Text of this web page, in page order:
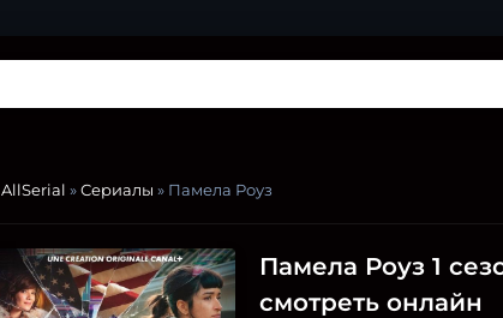
AllSerial »Сериалы » Памела Роуз
Памела Роуз 1
смотреть онлайн